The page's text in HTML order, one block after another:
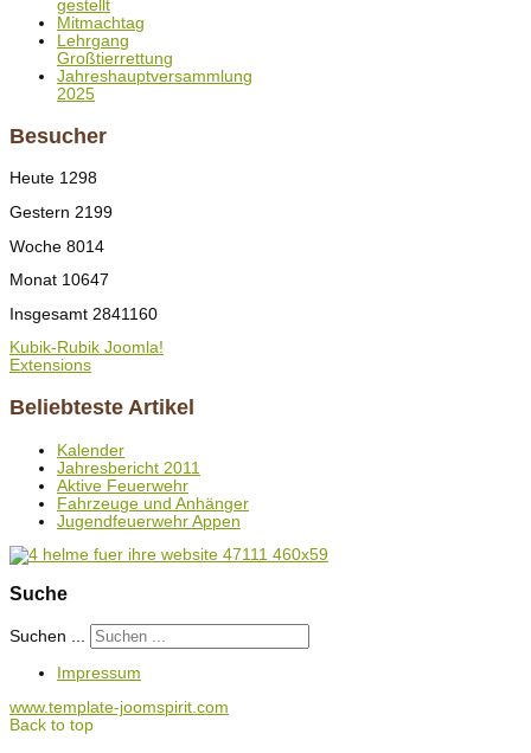
gestellt
Mitmachtag
Lehrgang
Großtierrettung
Jahreshauptversammlung
2025
Besucher
Heute 1298
Gestern 2199
Woche 8014
Monat 10647
Insgesamt 2841160
Kubik-Rubik Joomla!
Extensions
Beliebteste Artikel
Kalender
Jahresbericht 2011
Aktive Feuerwehr
Fahrzeuge und Anhänger
Jugendfeuerwehr Appen
Suche
Suchen ...
Impressum
www.template-joomspirit.com
Back to top